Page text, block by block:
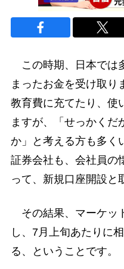
この時期、日本では
まったお金を受け取り
教育費に充てたり、使
ますが、「せっかくだ
か」と考える方も多く
証券会社も、会社員の
って、新規口座開設と
その結果、マーケッ
し、7月上旬あたりに
る、ということです。